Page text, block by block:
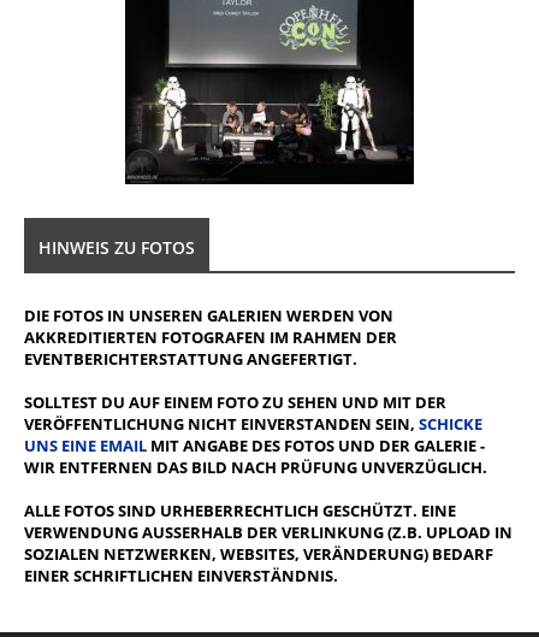
HINWEIS ZU FOTOS
DIE FOTOS IN UNSEREN GALERIEN WERDEN VON
AKKREDITIERTEN FOTOGRAFEN IM RAHMEN DER
EVENTBERICHTERSTATTUNG ANGEFERTIGT.
SOLLTEST DU AUF EINEM FOTO ZU SEHEN UND MIT DER
VERÖFFENTLICHUNG NICHT EINVERSTANDEN SEIN, SCHICKE
UNS EINE EMAIL MIT ANGABE DES FOTOS UND DER GALERIE -
WIR ENTFERNEN DAS BILD NACH PRÜFUNG UNVERZÜGLICH.
ALLE FOTOS SIND URHEBERRECHTLICH GESCHÜTZT. EINE
VERWENDUNG AUSSERHALB DER VERLINKUNG (Z.B. UPLOAD IN S
OZIALEN NETZWERKEN, WEBSITES, VERÄNDERUNG) BEDARF E
INER SCHRIFTLICHEN EINVERSTÄNDNIS.